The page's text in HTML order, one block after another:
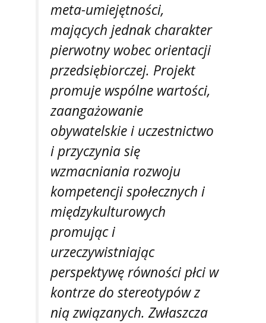
meta-umiejętności,
mających jednak charakter
pierwotny wobec orientacji
przedsiębiorczej. Projekt
promuje wspólne wartości,
zaangażowanie
obywatelskie i uczestnictwo
i przyczynia się
wzmacniania rozwoju
kompetencji społecznych i
międzykulturowych
promując i
urzeczywistniając
perspektywę równości płci w
kontrze do stereotypów z
nią związanych. Zwłaszcza